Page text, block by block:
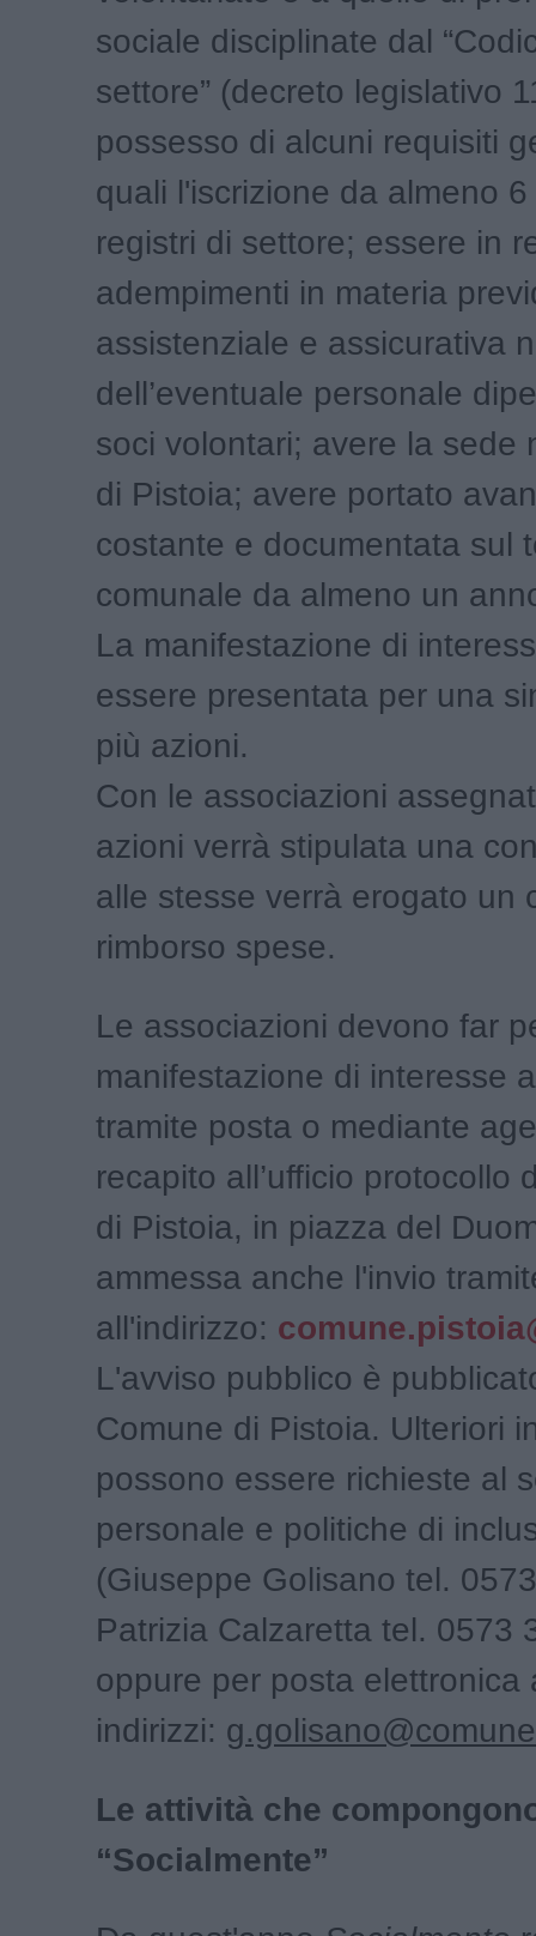
sociale disciplinate dal
settore” (decreto legislativo
possesso di alcuni requisiti
quali l'iscrizione da almeno
registri di settore; essere in
adempimenti in materia
assistenziale e assicurativa
dell’eventuale personale
soci volontari; avere la sede
di Pistoia; avere portato
costante e documentata sul
comunale da almeno un
La manifestazione di
essere presentata per una
più azioni.
Con le associazioni
azioni verrà stipulata una
alle stesse verrà erogato un
rimborso spese.
Le associazioni devono far
manifestazione di interesse
tramite posta o mediante
recapito all’ufficio protocollo
di Pistoia, in piazza del
ammessa anche l'invio
all'indirizzo:
L'avviso pubblico è
Comune di Pistoia. Ulteriori
possono essere richieste al
personale e politiche di
(Giuseppe Golisano tel.
Patrizia Calzaretta tel. 0573
oppure per posta elettronica
indirizzi:
Le attività che
“Socialmente”